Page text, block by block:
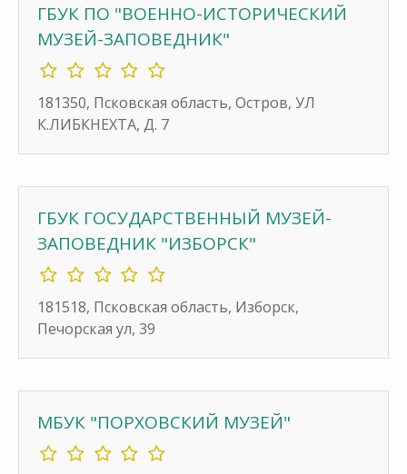
ГБУК ПО "ВОЕННО-ИСТОРИЧЕСКИЙ
МУЗЕЙ-ЗАПОВЕДНИК"
181350, Псковская область, Остров, УЛ
К.ЛИБКНЕХТА, Д. 7
ГБУК ГОСУДАРСТВЕННЫЙ МУЗЕЙ-
ЗАПОВЕДНИК "ИЗБОРСК"
181518, Псковская область, Изборск,
Печорская ул, 39
МБУК "ПОРХОВСКИЙ МУЗЕЙ"